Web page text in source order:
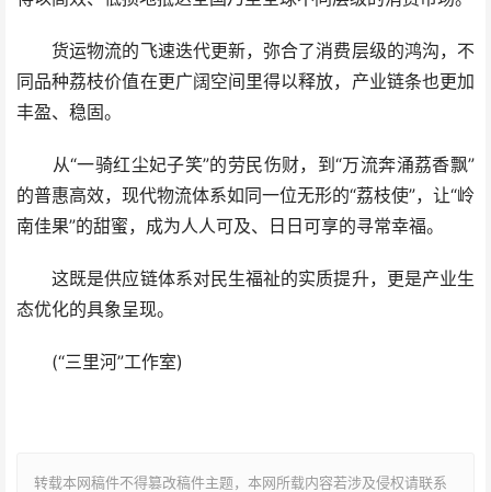
货运物流的飞速迭代更新，弥合了消费层级的鸿沟，不
同品种荔枝价值在更广阔空间里得以释放，产业链条也更加
丰盈、稳固。
从“一骑红尘妃子笑”的劳民伤财，到“万流奔涌荔香飘”
的普惠高效，现代物流体系如同一位无形的“荔枝使”，让“岭
南佳果”的甜蜜，成为人人可及、日日可享的寻常幸福。
这既是供应链体系对民生福祉的实质提升，更是产业生
态优化的具象呈现。
(“三里河”工作室)
转载本网稿件不得篡改稿件主题，本网所载内容若涉及侵权请联系